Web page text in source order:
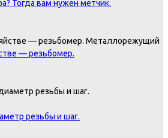
Тогда вам нужен метчик.
Металлорежущий
— резьбомер.
резьбы и шаг.